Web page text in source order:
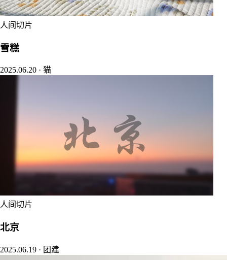
人间切片
雪糕
2025.06.20 · 猫
人间切片
北京
2025.06.19 · 团建